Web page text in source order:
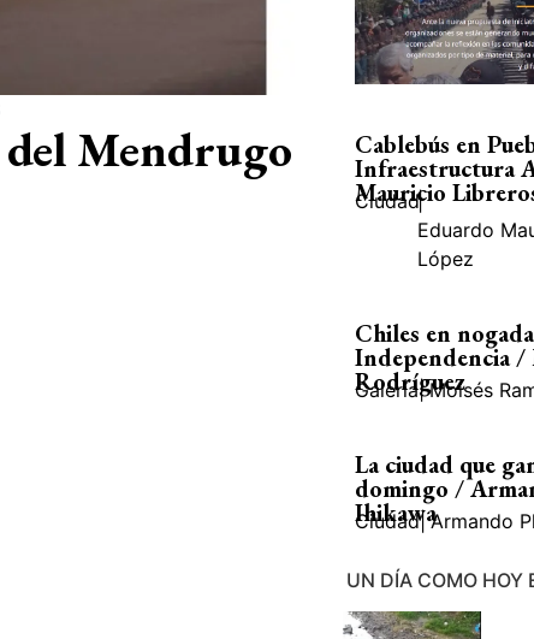
Mendrugo Cablebús en
Infraestructura
Mauricio
Ciudad|
Eduardo
López
Chiles en
Independencia /
Rodríguez
Galería| Moisés
La ciudad que
domingo /
Ihikawa
Ciudad| Armando
UN DÍA COMO HOY